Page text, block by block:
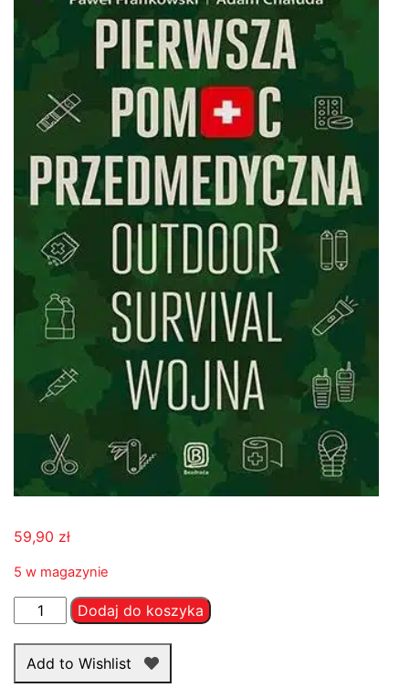
59,90 zł
5 w magazynie
ilość
Pierwsza
pomoc
przedmedyczna.
Dodaj do koszyka
Add to Wishlist